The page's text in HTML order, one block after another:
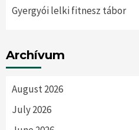
Gyergyói lelki fitnesz tábor
Archívum
August 2026
July 2026